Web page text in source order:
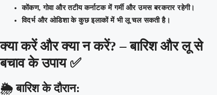
कोंकण, गोवा और तटीय कर्नाटक में गर्मी और उमस बरकरार रहेगी।
विदर्भ और ओडिशा के कुछ इलाकों में भी लू चल सकती है।
क्या करें और क्या न करें? – बारिश और लू से
बचाव के उपाय ✅
🌦️बारिश के दौरान: